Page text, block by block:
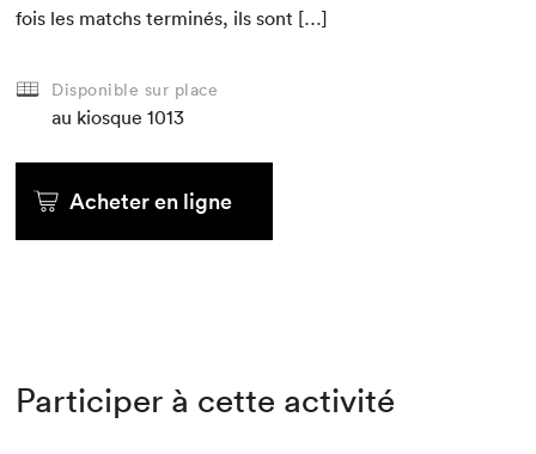
fois les matchs ter­minés, ils sont […]
Disponible sur place
au kiosque 1013
Acheter en ligne
Participer à cette activité